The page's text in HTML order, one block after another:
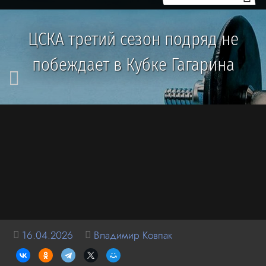
ЦСКА третий сезон подряд не
побеждает в Кубке Гагарина
16.04.2026 Владимир Ковпак